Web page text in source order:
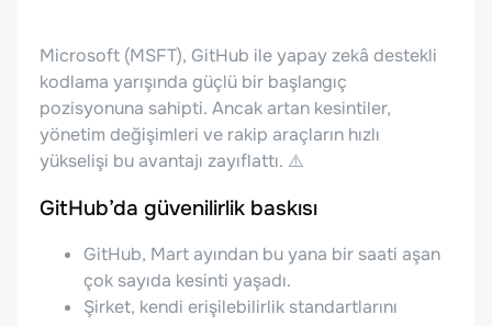
Microsoft (MSFT), GitHub ile yapay zekâ destekli
kodlama yarışında güçlü bir başlangıç
pozisyonuna sahipti. Ancak artan kesintiler,
yönetim değişimleri ve rakip araçların hızlı
yükselişi bu avantajı zayıflattı. ⚠️
GitHub’da güvenilirlik baskısı
GitHub, Mart ayından bu yana bir saati aşan
çok sayıda kesinti yaşadı.
Şirket, kendi erişilebilirlik standartlarını